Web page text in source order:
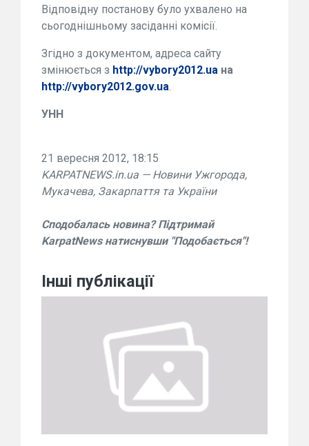
Відповідну постанову було ухвалено на
сьогоднішньому засіданні комісії.
Згідно з документом, адреса сайту
змінюється з http://vybory2012.ua на
http://vybory2012.gov.ua.
УНН
21 вересня 2012, 18:15
KARPATNEWS.in.ua — Новини Ужгорода,
Мукачева, Закарпаття та України
Сподобалась новина? Підтримай
KarpatNews натиснувши "Подобається"!
Інші публікації